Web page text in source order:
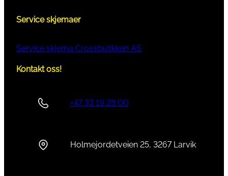
Service skjemaer
Service skjema Crossbutikken AS
Kontakt oss!
+47 33 19 28 00
Holmejordetveien 25, 3267 Larvik